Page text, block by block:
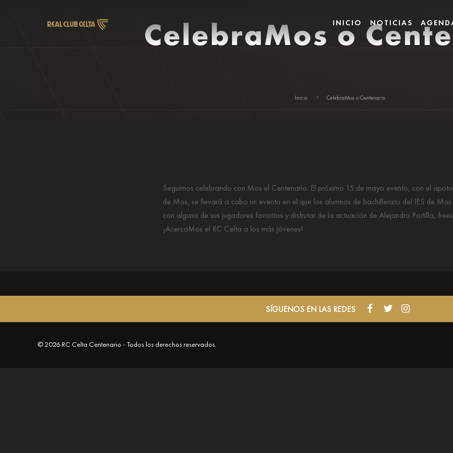
INICIO NOTICIAS
CelebraMos o
Inicio CelebraMos o Centenario
Seguimos celebrando con Mos el Centenario. El próximo 15 de mayo evento, con el
de Mos, se llevará a cabo un evento en el que los alumnos de bachillerato del IES de
con alguno de sus jugadores favoritos y disfrutar de la actuación de Alejandro Portilla,
¡AcercaMos el RC Celta a los más jóvenes!
SÍGUENOS EN LAS REDES
© 2026 RC Celta Centenario - Todos los derechos reservados.